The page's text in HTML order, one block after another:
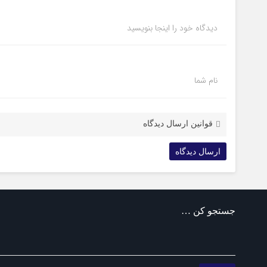
دیدگاه خود را اینجا بنویسید
نام شما
قوانین ارسال دیدگاه
جستجو کن …